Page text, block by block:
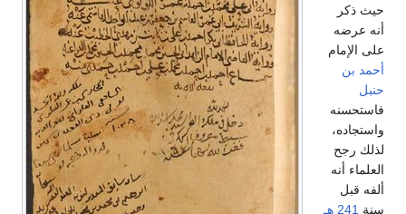
حيث ذكر
أنه عرضه
على الإمام
أحمد بن
حنبل
فاستحسنه
واستجاده،
لذلك رجح
العلماء أنه
ألفه قبل
سنة 241 هـ